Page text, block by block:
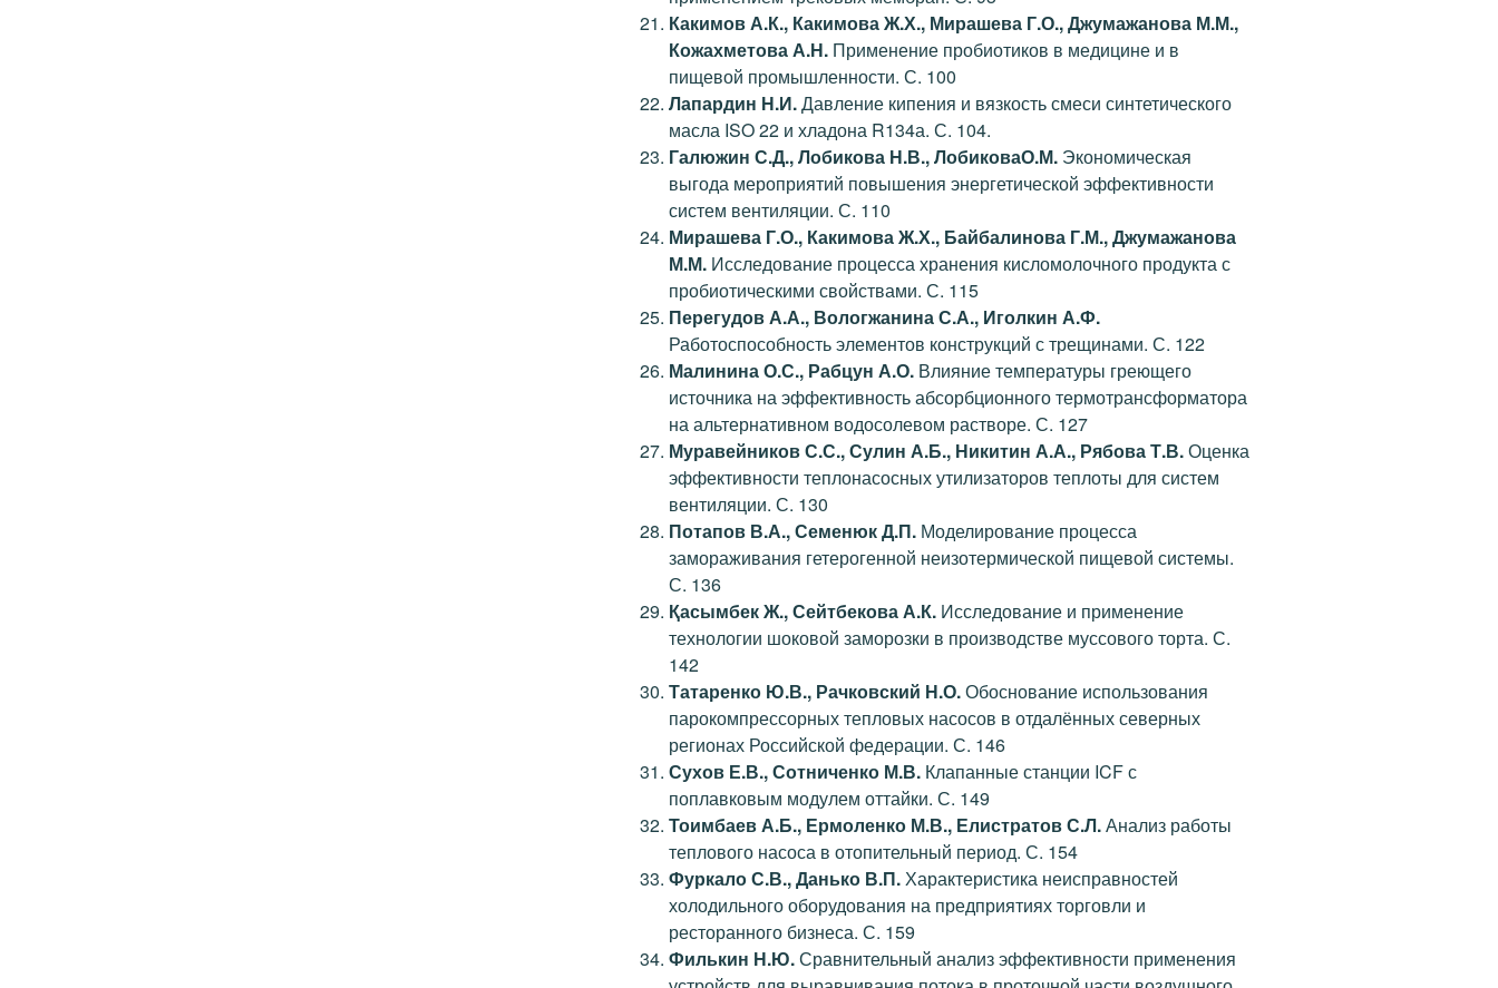
Какимов А.К., Какимова Ж.Х., Мирашева Г.О., Джумажанова М.М.,
Кожахметова А.Н.Применение пробиотиков в медицине и в
пищевой промышленности. С. 100
Лапардин Н.И.Давление кипения и вязкость смеси синтетического
масла ISO 22 и хладона R134а. С. 104.
Галюжин С.Д., Лобикова Н.В., ЛобиковаО.М.Экономическая
выгода мероприятий повышения энергетической эффективности
систем вентиляции. С. 110
Мирашева Г.О., Какимова Ж.Х., Байбалинова Г.М., Джумажанова
М.М.Исследование процесса хранения кисломолочного продукта с
пробиотическими свойствами. С. 115
Перегудов А.А., Вологжанина С.А., Иголкин А.Ф.
Работоспособность элементов конструкций с трещинами. С. 122
Малинина О.С., Рабцун А.О.Влияние температуры греющего
источника на эффективность абсорбционного термотрансформатора
на альтернативном водосолевом растворе. С. 127
Муравейников С.С., Сулин А.Б., Никитин А.А., Рябова Т.В.Оценка
эффективности теплонасосных утилизаторов теплоты для систем
вентиляции. С. 130
Потапов В.А., Семенюк Д.П.Моделирование процесса
замораживания гетерогенной неизотермической пищевой системы.
С. 136
Қасымбек Ж., Сейтбекова А.К.Исследование и применение
технологии шоковой заморозки в производстве муссового торта. С.
142
Татаренко Ю.В., Рачковский Н.О.Обоснование использования
парокомпрессорных тепловых насосов в отдалённых северных
регионах Российской федерации. С. 146
Сухов Е.В., Сотниченко М.В.Клапанные станции ICF с
поплавковым модулем оттайки. С. 149
Тоимбаев А.Б., Ермоленко М.В., Елистратов С.Л.Анализ работы
теплового насоса в отопительный период. С. 154
Фуркало С.В., Данько В.П.Характеристика неисправностей
холодильного оборудования на предприятиях торговли и
ресторанного бизнеса. С. 159
Филькин Н.Ю.Сравнительный анализ эффективности применения